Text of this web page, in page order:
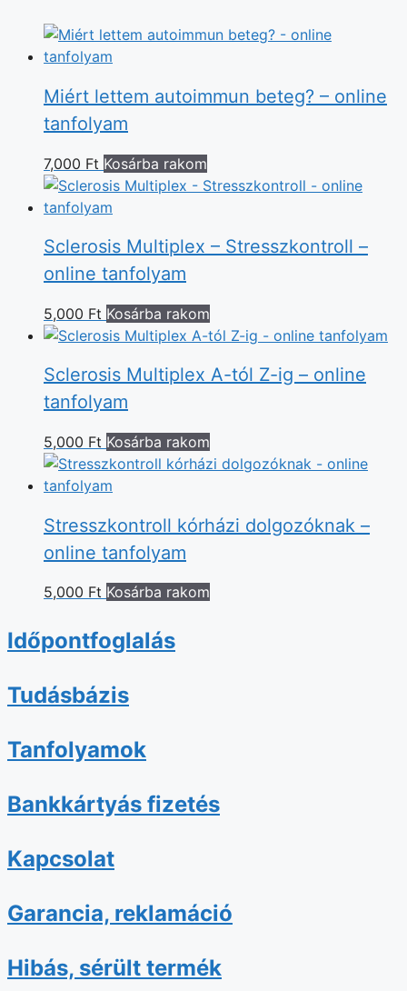
Miért lettem autoimmun beteg? – online
tanfolyam
7,000 Ft Kosárba rakom
Sclerosis Multiplex – Stresszkontroll –
online tanfolyam
5,000 Ft Kosárba rakom
Sclerosis Multiplex A-tól Z-ig – online
tanfolyam
5,000 Ft Kosárba rakom
Stresszkontroll kórházi dolgozóknak –
online tanfolyam
5,000 Ft Kosárba rakom
Időpontfoglalás
Tudásbázis
Tanfolyamok
Bankkártyás fizetés
Kapcsolat
Garancia, reklamáció
Hibás, sérült termék